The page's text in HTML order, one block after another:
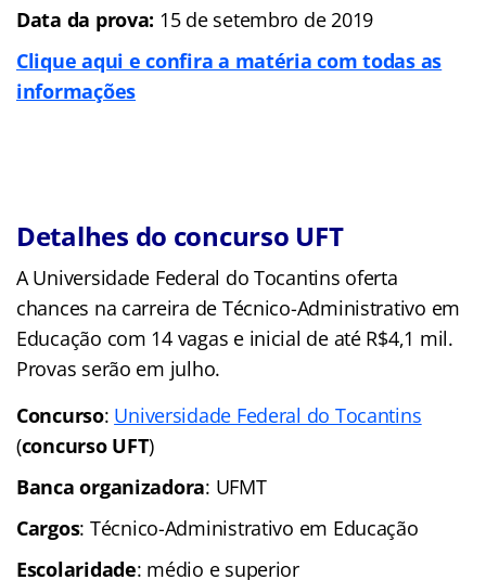
Data da prova: 15 de setembro de 2019
Clique aqui e confira a matéria com todas as
informações
Detalhes do concurso UFT
A Universidade Federal do Tocantins oferta
chances na carreira de Técnico-Administrativo em
Educação com 14 vagas e inicial de até R$4,1 mil.
Provas serão em julho.
Concurso: Universidade Federal do Tocantins
(concurso UFT)
Banca organizadora: UFMT
Cargos: Técnico-Administrativo em Educação
Escolaridade: médio e superior